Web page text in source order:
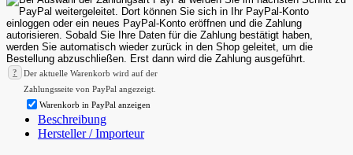
?
Der aktuelle Warenkorb wird auf der
Zahlungsseite von PayPal angezeigt.
Warenkorb in PayPal anzeigen
Beschreibung
Hersteller / Importeur